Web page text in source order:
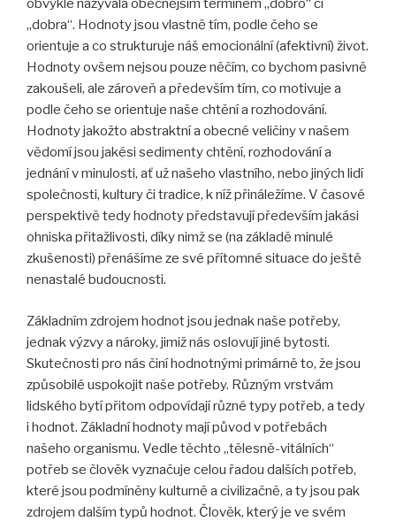
obvykle nazývala obecnějším termínem „dobro“ či
„dobra“. Hodnoty jsou vlastně tím, podle čeho se
orientuje a co strukturuje náš emocionální (afektivní) život.
Hodnoty ovšem nejsou pouze něčím, co bychom pasivně
zakoušeli, ale zároveň a především tím, co motivuje a
podle čeho se orientuje naše chtění a rozhodování.
Hodnoty jakožto abstraktní a obecné veličiny v našem
vědomí jsou jakési sedimenty chtění, rozhodování a
jednání v minulosti, ať už našeho vlastního, nebo jiných lidí
společnosti, kultury či tradice, k níž přináležíme. V časové
perspektivě tedy hodnoty představují především jakási
ohniska přitažlivosti, díky nimž se (na základě minulé
zkušenosti) přenášíme ze své přítomné situace do ještě
nenastalé budoucnosti.
Základním zdrojem hodnot jsou jednak naše potřeby,
jednak výzvy a nároky, jimiž nás oslovují jiné bytosti.
Skutečnosti pro nás činí hodnotnými primárně to, že jsou
způsobilé uspokojit naše potřeby. Různým vrstvám
lidského bytí přitom odpovídají různé typy potřeb, a tedy
i hodnot. Základní hodnoty mají původ v potřebách
našeho organismu. Vedle těchto „tělesně-vitálních“
potřeb se člověk vyznačuje celou řadou dalších potřeb,
které jsou podmíněny kulturně a civilizačně, a ty jsou pak
zdrojem dalším typů hodnot. Člověk, který je ve svém